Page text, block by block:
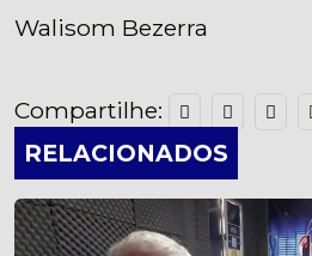
Walisom Bezerra
Compartilhe:
RELACIONADOS